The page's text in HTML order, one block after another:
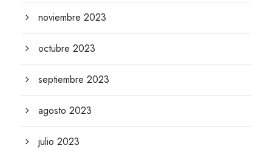
noviembre 2023
octubre 2023
septiembre 2023
agosto 2023
julio 2023